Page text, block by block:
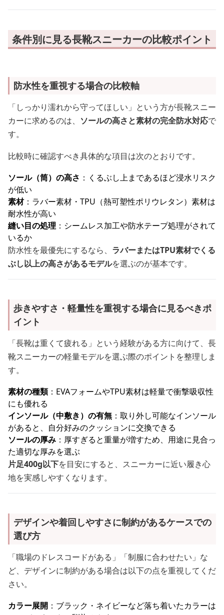
条件別に見る長靴スニーカーの比較ポイント
防水性を重視する場合の比較軸
「しっかり濡れから守ってほしい」という方が長靴スニー
カーに求めるのは、 ソールの高さと素材の完全防水対応で
す。
比較時に確認すべき具体的な項目は次のとおりです。
ソール（筒）の高さ ：くるぶし上まであるほど浸水リスク
が低い
素材：ラバー素材・TPU（熱可塑性ポリウレタン）素材は
耐水性が高い
縫い目の処理 ：シームレス加工や防水テープ処理がされて
いるか
防水性を最優先にするなら、 ラバーまたはTPU素材でくる
ぶし以上の高さがあるモデルを選ぶのが基本です。
歩きやすさ・軽量性を重視する場合に見るべきポ
イント
「長靴は重くて疲れる」という経験がある方に向けて、長
靴スニーカーの軽量モデルを選ぶ際のポイントを整理しま
す。
素材の種類：EVAフォームやTPU素材は軽量で衝撃吸収性
にも優れる
インソール（中敷き）の有無 ：取り外し可能なインソール
があると、自分好みのクッションに交換できる
ソールの厚み ：厚すぎると重量が増すため、用途に見合っ
た適切な厚みを選ぶ
片足400g以下を目安にすると、スニーカーに近い履き心
地を実感しやすくなります。
デザインや着回しやすさに制約があるケースでの
選び方
「職場のドレスコードがある」「制服に合わせたい」な
ど、デザインに制約がある場合は以下の点を重視してくだ
さい。
カラー展開 ：ブラック・ネイビーなど落ち着いたカラーは